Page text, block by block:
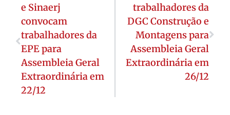
e Sinaerj
convocam
trabalhadores da
EPE para
Assembleia Geral
Extraordinária em
22/12
trabalhadores da
DGC Construção e
Montagens para
Assembleia Geral
Extraordinária em
26/12